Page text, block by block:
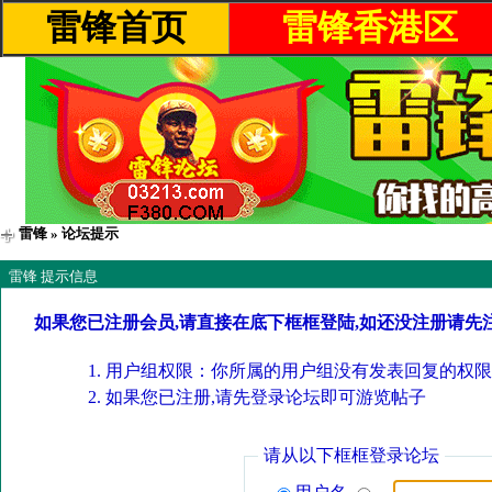
雷锋首页 雷锋香港区
雷锋 » 论坛提示
雷锋 提示信息
如果您已注册会员,请直接在底下框框登陆,如还没注册请先
用户组权限：你所属的用户组没有发表回复的权
如果您已注册,请先登录论坛即可游览帖子
请从以下框框登录论坛